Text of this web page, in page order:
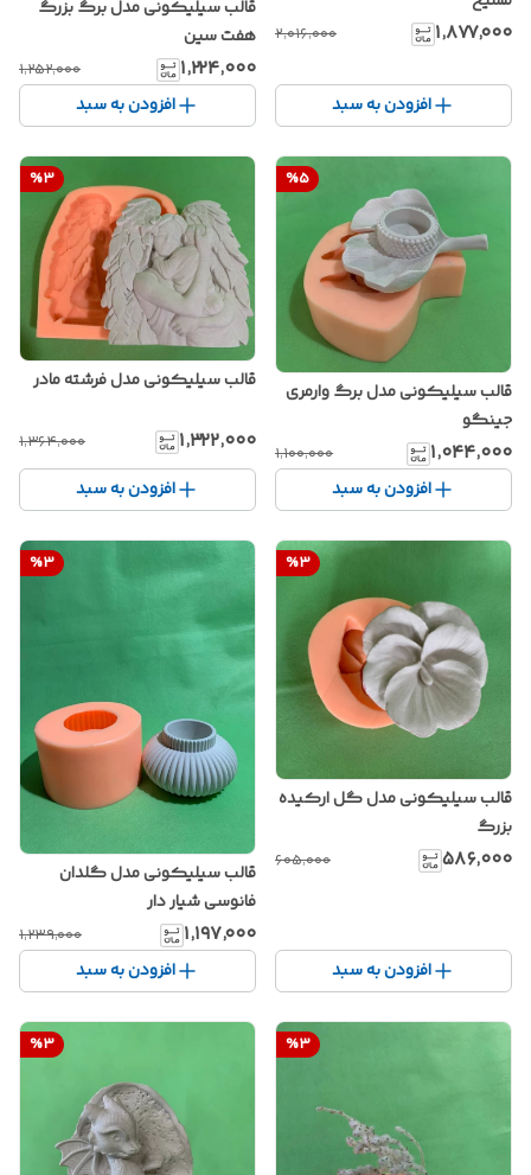
۱٬۸۷۷٬۰۰۰ ۲٬۰۱۶٬۰۰۰
افزودن به سبد
قالب سیلیکونی مدل برگ بزرگ
هفت سین
۱٬۲۲۴٬۰۰۰ ۱٬۲۵۲٬۰۰۰
افزودن به سبد
%5
قالب سیلیکونی مدل برگ وارمری
جینگو
۱٬۰۴۴٬۰۰۰ ۱٬۱۰۰٬۰۰۰
افزودن به سبد
%3
قالب سیلیکونی مدل فرشته مادر
۱٬۳۲۲٬۰۰۰ ۱٬۳۶۴٬۰۰۰
افزودن به سبد
%3
قالب سیلیکونی مدل گل ارکیده
بزرگ
۵۸۶٬۰۰۰ ۶۰۵٬۰۰۰
افزودن به سبد
%3
قالب سیلیکونی مدل گلدان
فانوسی شیار دار
۱٬۱۹۷٬۰۰۰ ۱٬۲۳۹٬۰۰۰
افزودن به سبد
%3
%3